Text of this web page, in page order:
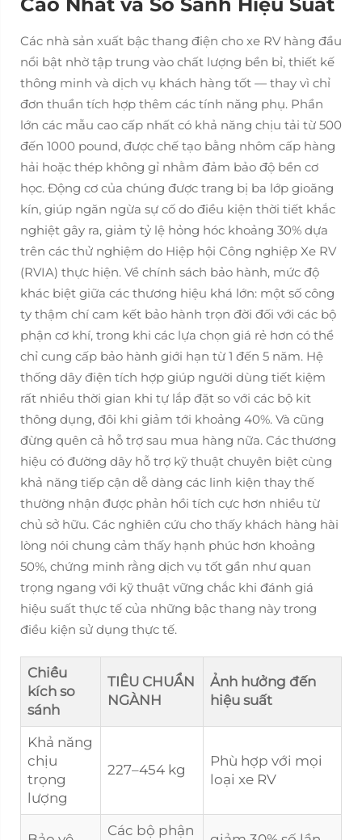
Các nhà sản xuất bậc thang điện cho xe RV hàng đầu
nổi bật nhờ tập trung vào chất lượng bền bỉ, thiết kế
thông minh và dịch vụ khách hàng tốt — thay vì chỉ
đơn thuần tích hợp thêm các tính năng phụ. Phần
lớn các mẫu cao cấp nhất có khả năng chịu tải từ 500
đến 1000 pound, được chế tạo bằng nhôm cấp hàng
hải hoặc thép không gỉ nhằm đảm bảo độ bền cơ
học. Động cơ của chúng được trang bị ba lớp gioăng
kín, giúp ngăn ngừa sự cố do điều kiện thời tiết khắc
nghiệt gây ra, giảm tỷ lệ hỏng hóc khoảng 30% dựa
trên các thử nghiệm do Hiệp hội Công nghiệp Xe RV
(RVIA) thực hiện. Về chính sách bảo hành, mức độ
khác biệt giữa các thương hiệu khá lớn: một số công
ty thậm chí cam kết bảo hành trọn đời đối với các bộ
phận cơ khí, trong khi các lựa chọn giá rẻ hơn có thể
chỉ cung cấp bảo hành giới hạn từ 1 đến 5 năm. Hệ
thống dây điện tích hợp giúp người dùng tiết kiệm
rất nhiều thời gian khi tự lắp đặt so với các bộ kit
thông dụng, đôi khi giảm tới khoảng 40%. Và cũng
đừng quên cả hỗ trợ sau mua hàng nữa. Các thương
hiệu có đường dây hỗ trợ kỹ thuật chuyên biệt cùng
khả năng tiếp cận dễ dàng các linh kiện thay thế
thường nhận được phản hồi tích cực hơn nhiều từ
chủ sở hữu. Các nghiên cứu cho thấy khách hàng hài
lòng nói chung cảm thấy hạnh phúc hơn khoảng
50%, chứng minh rằng dịch vụ tốt gần như quan
trọng ngang với kỹ thuật vững chắc khi đánh giá
hiệu suất thực tế của những bậc thang này trong
điều kiện sử dụng thực tế.
Chiều
kích so
sánh
TIÊU CHUẨN
NGÀNH
Ảnh hưởng đến
hiệu suất
Khả năng
chịu
trọng
lượng
227–454 kg
Phù hợp với mọi
loại xe RV
Các bộ phận